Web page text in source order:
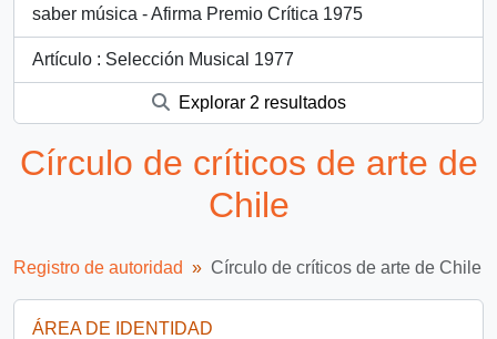
saber música - Afirma Premio Crítica 1975
Artículo : Selección Musical 1977
Explorar 2 resultados
Círculo de críticos de arte de
Chile
Registro de autoridad Círculo de críticos de arte de Chile
ÁREA DE IDENTIDAD